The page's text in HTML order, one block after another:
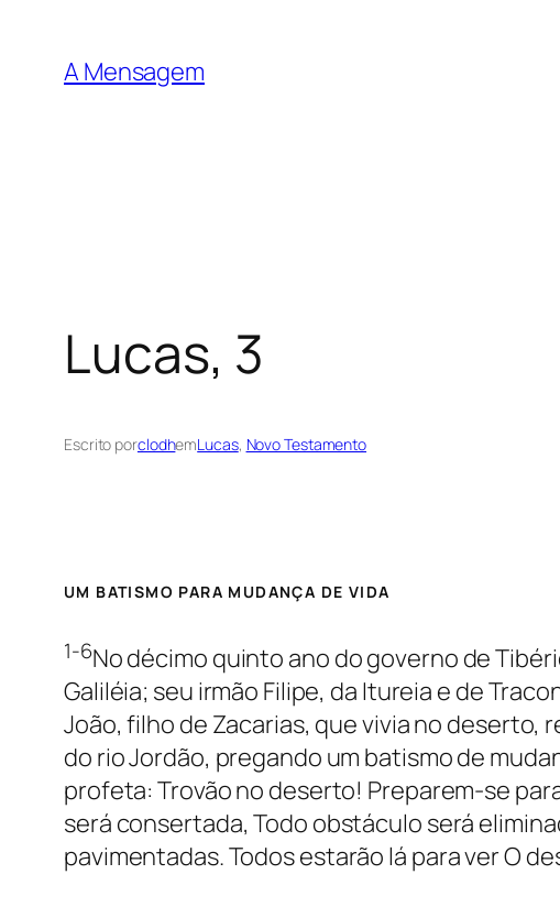
A Mensagem
Lucas, 3
Escrito porclodhemLucas, Novo Testamento
UM BATISMO PARA MUDANÇA DE VIDA
1-6No décimo quinto ano do governo de
Galiléia; seu irmão Filipe, da Itureia e de
João, filho de Zacarias, que vivia no deserto,
do rio Jordão, pregando um batismo de
profeta: Trovão no deserto! Preparem-se
será consertada, Todo obstáculo será
pavimentadas. Todos estarão lá para ver O